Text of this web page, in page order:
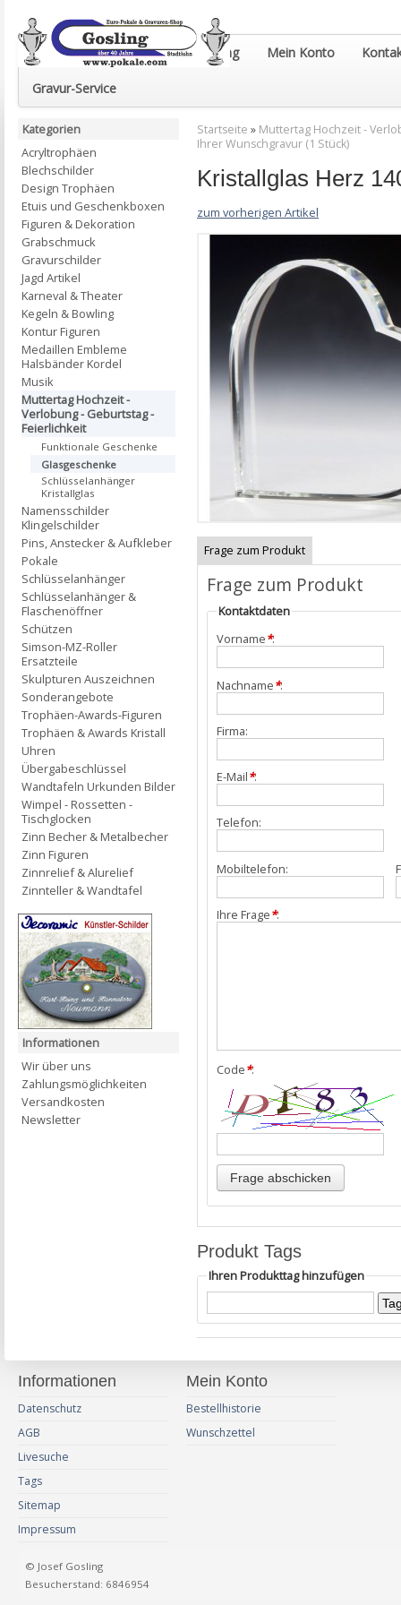
Euro-Pokale & Gravur-Shop Gosling Mein Konto
Gravur-Service
Startseite » Muttertag Hochzeit -
Ihrer Wunschgravur (1 Stück)
Kristallglas Herz
zum vorherigen Artikel
Frage zum Produkt
Frage zum Produkt
Kontaktdaten
Vorname*:
Nachname*:
Firma:
E-Mail*:
Telefon:
Mobiltelefon:
Ihre Frage*:
Code*:
Produkt Tags
Ihren Produkttag hinzufügen
Kategorien
Acryltrophäen
Blechschilder
Design Trophäen
Etuis und Geschenkboxen
Figuren & Dekoration
Grabschmuck
Gravurschilder
Jagd Artikel
Karneval & Theater
Kegeln & Bowling
Kontur Figuren
Medaillen Embleme
Halsbänder Kordel
Musik
Muttertag Hochzeit -
Verlobung - Geburtstag -
Feierlichkeit
Funktionale Geschenke
Glasgeschenke
Schlüsselanhänger
Kristallglas
Namensschilder
Klingelschilder
Pins, Anstecker & Aufkleber
Pokale
Schlüsselanhänger
Schlüsselanhänger &
Flaschenöffner
Schützen
Simson-MZ-Roller
Ersatzteile
Skulpturen Auszeichnen
Sonderangebote
Trophäen-Awards-Figuren
Trophäen & Awards Kristall
Uhren
Übergabeschlüssel
Wandtafeln Urkunden Bilder
Wimpel - Rossetten -
Tischglocken
Zinn Becher & Metalbecher
Zinn Figuren
Zinnrelief & Alurelief
Zinnteller & Wandtafel
Informationen
Wir über uns
Zahlungsmöglichkeiten
Versandkosten
Newsletter
Informationen
Datenschutz
AGB
Livesuche
Tags
Sitemap
Impressum
Mein Konto
Bestellhistorie
Wunschzettel
© Josef Gosling
Besucherstand: 6846954